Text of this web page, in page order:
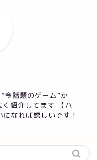
今話題のゲーム”か
く紹介してます 【ハ
なれば嬉しいです！